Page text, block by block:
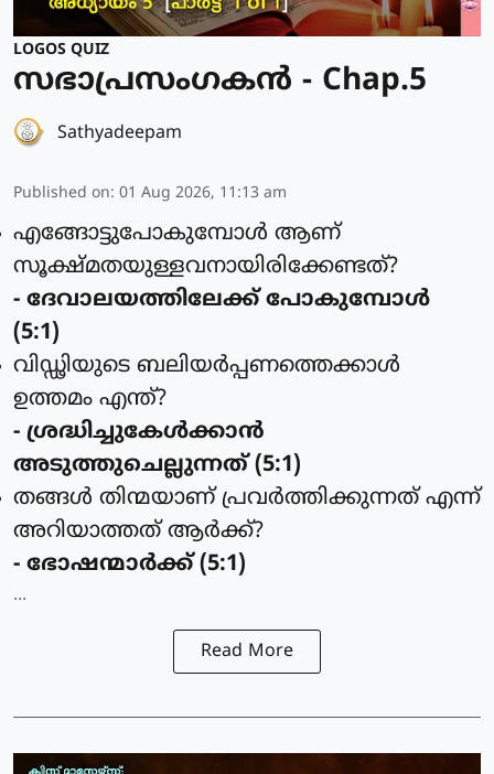
LOGOS QUIZ
സഭാപ്രസംഗകൻ - Chap.5
Sathyadeepam
Published on: 01 Aug 2026, 11:13 am
എങ്ങോട്ടുപോകുമ്പോള്‍ ആണ്
സൂക്ഷ്മതയുള്ളവനായിരിക്കേണ്ടത്?
- ദേവാലയത്തിലേക്ക് പോകുമ്പോള്‍
(5:1)
വിഡ്ഢിയുടെ ബലിയര്‍പ്പണത്തെക്കാള്‍
ഉത്തമം എന്ത്?
- ശ്രദ്ധിച്ചുകേള്‍ക്കാന്‍
അടുത്തുചെല്ലുന്നത് (5:1)
തങ്ങള്‍ തിന്മയാണ് പ്രവര്‍ത്തിക്കുന്നത് എന്ന്
അറിയാത്തത് ആര്‍ക്ക്?
- ഭോഷന്മാര്‍ക്ക് (5:1)
...
Read More